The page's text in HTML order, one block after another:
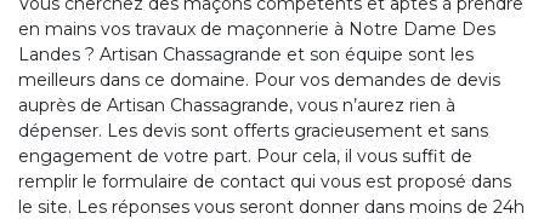
en mains vos travaux de maçonnerie à Notre Dame Des
Landes ? Artisan Chassagrande et son équipe sont les
meilleurs dans ce domaine. Pour vos demandes de devis
auprès de Artisan Chassagrande, vous n’aurez rien à
dépenser. Les devis sont offerts gracieusement et sans
engagement de votre part. Pour cela, il vous suffit de
remplir le formulaire de contact qui vous est proposé dans
le site. Les réponses vous seront donner dans moins de 24h